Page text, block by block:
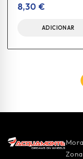
8,30 €
ADICIONAR